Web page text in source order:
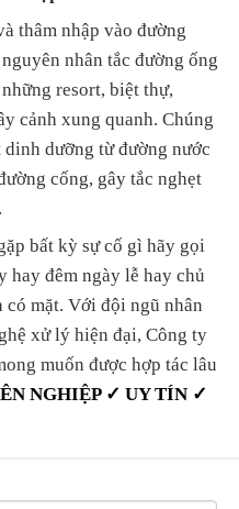
thâm nhập vào đường
nhân tắc đường ống
resort, biệt thự,
cảnh xung quanh. Chúng
dinh dưỡng từ đường nước
cống, gây tắc nghẹt
bất kỳ sự cố gì hãy gọi
hay đêm ngày lễ hay chủ
mặt. Với đội ngũ nhân
xử lý hiện đại, Công ty
muốn được hợp tác lâu
NGHIỆP ✓ UY TÍN ✓